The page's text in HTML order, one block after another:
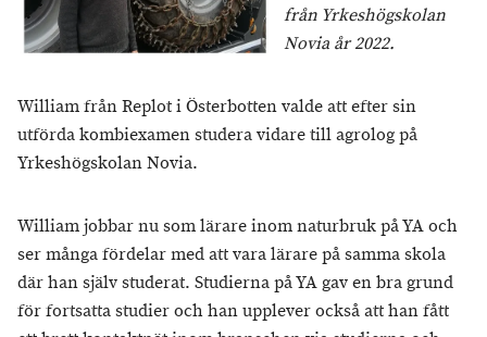
från Yrkeshögskolan
Novia år 2022.
William från Replot i Österbotten valde att efter sin
utförda kombiexamen studera vidare till agrolog på
Yrkeshögskolan Novia.
William jobbar nu som lärare inom naturbruk på YA och
ser många fördelar med att vara lärare på samma skola
där han själv studerat. Studierna på YA gav en bra grund
för fortsatta studier och han upplever också att han fått